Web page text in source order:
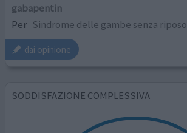
gabapentin
Per Sindrome delle gambe senza riposo
dai opinione
SODDISFAZIONE COMPLESSIVA